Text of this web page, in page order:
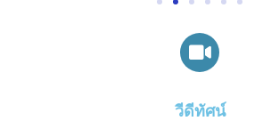
วีดีทัศน์